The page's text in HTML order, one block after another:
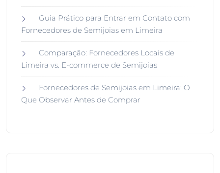
Guia Prático para Entrar em Contato com
Fornecedores de Semijoias em Limeira
Comparação: Fornecedores Locais de
Limeira vs. E-commerce de Semijoias
Fornecedores de Semijoias em Limeira: O
Que Observar Antes de Comprar